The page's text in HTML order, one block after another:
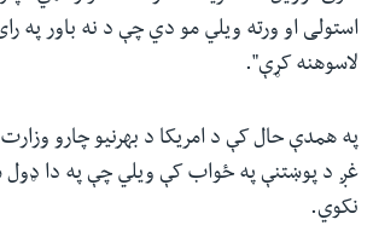
استولی او ورته ویلي مو دي چې د نه باور په
لاسوهنه کړې".
په همدې حال کې د امریکا د بهرنیو چارو
غږ د پوښتنې په ځواب کې ویلي چې په دا ډول
نکوي.